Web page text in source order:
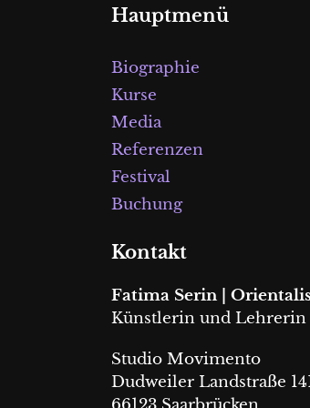
Hauptmenü
Biographie
Kurse
Media
Referenzen
Festival
Buchung
Kontakt
Fatima Serin |
Künstlerin und Lehrerin
Studio Movimento
Dudweiler Landstraße